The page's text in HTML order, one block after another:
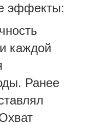
эффекты:
каждой
Ранее